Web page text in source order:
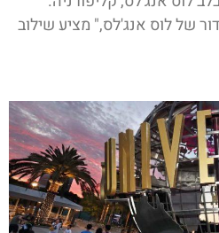
של לוס אנג'לס," מציע שילוב